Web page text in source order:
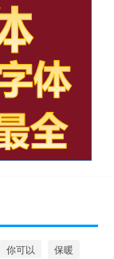
你可以 保暖